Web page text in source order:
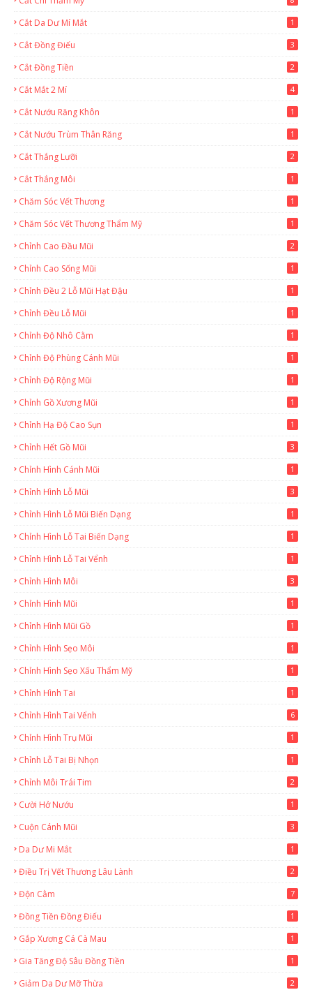
Cắt Da Dư Mí Mắt 1
Cắt Đồng Điếu 3
Cắt Đồng Tiền 2
Cắt Mắt 2 Mí 4
Cắt Nướu Răng Khôn 1
Cắt Nướu Trùm Thân Răng 1
Cắt Thắng Lưỡi 2
Cắt Thắng Môi 1
Chăm Sóc Vết Thương 1
Chăm Sóc Vết Thương Thẩm Mỹ 1
Chỉnh Cao Đầu Mũi 2
Chỉnh Cao Sống Mũi 1
Chỉnh Đều 2 Lỗ Mũi Hạt Đậu 1
Chỉnh Đều Lỗ Mũi 1
Chỉnh Độ Nhô Cằm 1
Chỉnh Độ Phùng Cánh Mũi 1
Chỉnh Độ Rộng Mũi 1
Chỉnh Gồ Xương Mũi 1
Chỉnh Hạ Độ Cao Sụn 1
Chỉnh Hết Gồ Mũi 3
Chỉnh Hình Cánh Mũi 1
Chỉnh Hình Lỗ Mũi 3
Chỉnh Hình Lỗ Mũi Biến Dạng 1
Chỉnh Hình Lỗ Tai Biến Dạng 1
Chỉnh Hình Lỗ Tai Vểnh 1
Chỉnh Hình Môi 3
Chỉnh Hình Mũi 1
Chỉnh Hình Mũi Gồ 1
Chỉnh Hình Sẹo Môi 1
Chỉnh Hình Sẹo Xấu Thẩm Mỹ 1
Chỉnh Hình Tai 1
Chỉnh Hình Tai Vểnh 6
Chỉnh Hình Trụ Mũi 1
Chỉnh Lỗ Tai Bị Nhọn 1
Chỉnh Môi Trái Tim 2
Cười Hở Nướu 1
Cuộn Cánh Mũi 3
Da Dư Mi Mắt 1
Điều Trị Vết Thương Lâu Lành 2
Độn Cằm 7
Đồng Tiền Đồng Điếu 1
Gắp Xương Cá Cà Mau 1
Gia Tăng Độ Sâu Đồng Tiền 1
Giảm Da Dư Mỡ Thừa 2